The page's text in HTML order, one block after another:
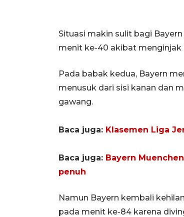
Situasi makin sulit bagi
menit ke-40 akibat menginjak
Pada babak kedua, Bayern
menusuk dari sisi kanan dan
gawang.
Baca juga: Klasemen Liga
Baca juga: Bayern
penuh
Namun Bayern kembali
pada menit ke-84 karena